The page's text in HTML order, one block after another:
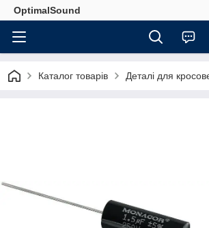
OptimalSound
Каталог товарів Деталі для